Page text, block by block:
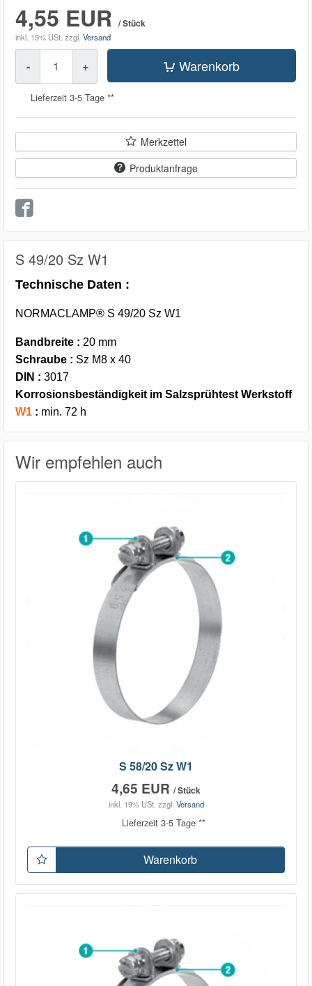
4,55 EUR / Stück
inkl. 19% USt. zzgl. Versand
- + Warenkorb
Lieferzeit 3-5 Tage **
Merkzettel
Produktanfrage
S 49/20 Sz W1
Technische Daten :
NORMACLAMP® S 49/20 Sz W1
Bandbreite : 20 mm
Schraube : Sz M8 x 40
DIN : 3017
Korrosionsbeständigkeit im Salzsprühtest Werkstoff
W1 : min. 72 h
Wir empfehlen auch
S 58/20 Sz W1
4,65 EUR / Stück
inkl. 19% USt. zzgl. Versand
Lieferzeit 3-5 Tage **
Warenkorb